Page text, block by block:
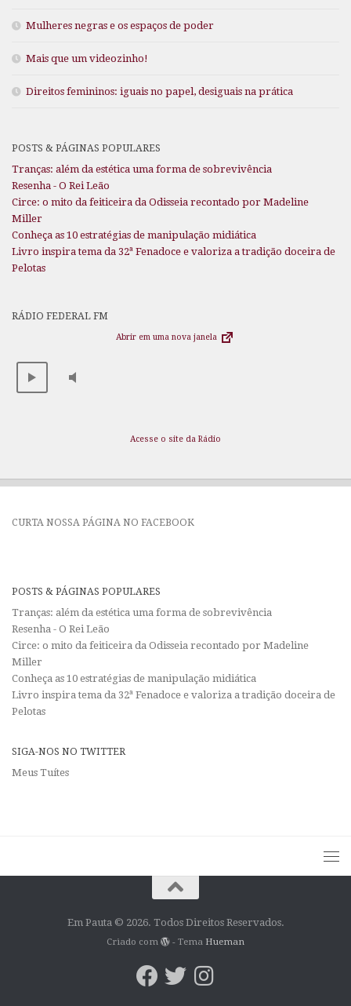
Mulheres negras e os espaços de poder
Mais que um videozinho!
Direitos femininos: iguais no papel, desiguais na prática
POSTS & PÁGINAS POPULARES
Tranças: além da estética uma forma de sobrevivência
Resenha - O Rei Leão
Circe: o mito da feiticeira da Odisseia recontado por Madeline
Miller
Conheça as 10 estratégias de manipulação midiática
Livro inspira tema da 32ª Fenadoce e valoriza a tradição doceira de
Pelotas
RÁDIO FEDERAL FM
Abrir em uma nova janela
Acesse o site da Rádio
CURTA NOSSA PÁGINA NO FACEBOOK
POSTS & PÁGINAS POPULARES
Tranças: além da estética uma forma de sobrevivência
Resenha - O Rei Leão
Circe: o mito da feiticeira da Odisseia recontado por Madeline
Miller
Conheça as 10 estratégias de manipulação midiática
Livro inspira tema da 32ª Fenadoce e valoriza a tradição doceira de
Pelotas
SIGA-NOS NO TWITTER
Meus Tuítes
Em Pauta © 2026. Todos Direitos Reservados.
Criado com - Tema Hueman